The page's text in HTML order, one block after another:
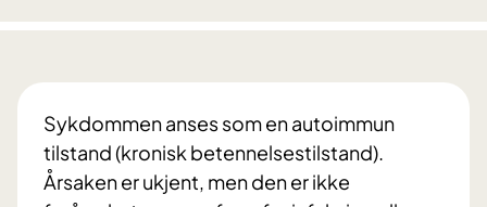
Sykdommen anses som en autoimmun
tilstand (kronisk betennelsestilstand).
Årsaken er ukjent, men den er ikke